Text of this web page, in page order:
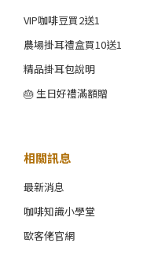
VIP咖啡豆買2送1
農場掛耳禮盒買10送1
精品掛耳包說明
🎂 生日好禮滿額贈
相關訊息
最新消息
咖啡知識小學堂
歐客佬官網